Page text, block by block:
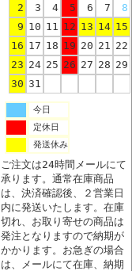
2
3 4 5 6 7
8
9 10 11 12 13 14 15
16 17 18 19 20 21
22
23 24 25 26 27 28 29
30 31
今日
定休日
発送休み
ご注文は24時間メールにて
承ります。通常在庫商品
は、決済確認後、２営業日
内に発送いたします。在庫
切れ、お取り寄せの商品は
発注となりますので納期が
かかります。お急ぎの場合
は、メールにて在庫、納期